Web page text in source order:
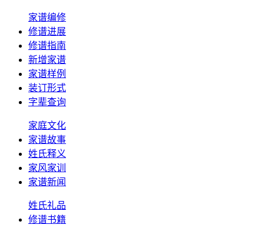
家谱编修
修谱进展
修谱指南
新增家谱
家谱样例
装订形式
字辈查询
家庭文化
家谱故事
姓氏释义
家风家训
家谱新闻
姓氏礼品
修谱书籍